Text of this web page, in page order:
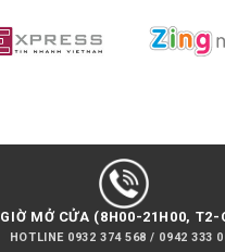
GIỜ MỞ CỬA (8H00-21H00, T2-
HOTLINE 0932 374 568 / 0942 333